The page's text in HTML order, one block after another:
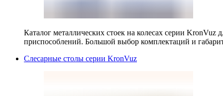
Каталог металлических стоек на колесах серии KronVuz
приспособлений. Большой выбор комплектаций и
Слесарные столы серии KronVuz